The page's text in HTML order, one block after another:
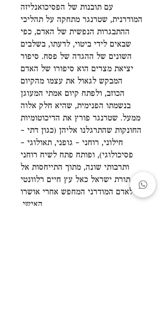
עם תובנות של הפסיכואנליזה
המודרנית, שטרנגר מתחקה על תהליכי
ההתבגרות הנפשית של האדם, כפי
שבאים לידי ביטוי, לדעתו, בשלבים
השונים של ההגדה של פסח. סיפור
יציאת מצרים הוא סיפורו של האדם
המבקש לגאול את עצמו מהקיום
הכוזב, ולפתח קיום אמתי המעוגן
בנשמתו הפנימית, שהיא חלק אלוה
ממעל. שטרנגר פורץ את הדיכוטומיות
החונקות שהתרגלנו אליהן (כגון דתי –
חילוני, רוחני – גופני, תאולוגי –
פסיכולוגי), ופותח פתח לשיח רוחני
ותרבותי שונה, מתוך התייחסות אל
תורת ישראל כאל עץ חיים רלוונטי
לאדם המודרני המחפש אחרי אושרו
האישי.